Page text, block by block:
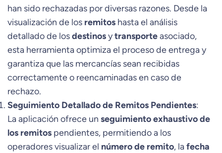
han sido rechazadas por diversas razones. Desde la
visualización de los remitos hasta el análisis
detallado de losdestinosytransporteasociado,
esta herramienta optimiza el proceso de entrega y
garantiza que las mercancías sean recibidas
correctamente o reencaminadas en caso de
rechazo.
Seguimiento Detallado de Remitos Pendientes:
La aplicación ofrece un seguimiento exhaustivo de
los remitos pendientes, permitiendo a los
operadores visualizar el número de remito, lafecha